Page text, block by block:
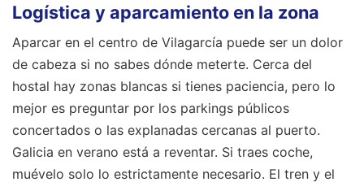
Logística y aparcamiento en la zona
Aparcar en el centro de Vilagarcía puede ser un dolor
de cabeza si no sabes dónde meterte. Cerca del
hostal hay zonas blancas si tienes paciencia, pero lo
mejor es preguntar por los parkings públicos
concertados o las explanadas cercanas al puerto.
Galicia en verano está a reventar. Si traes coche,
muévelo solo lo estrictamente necesario. El tren y el